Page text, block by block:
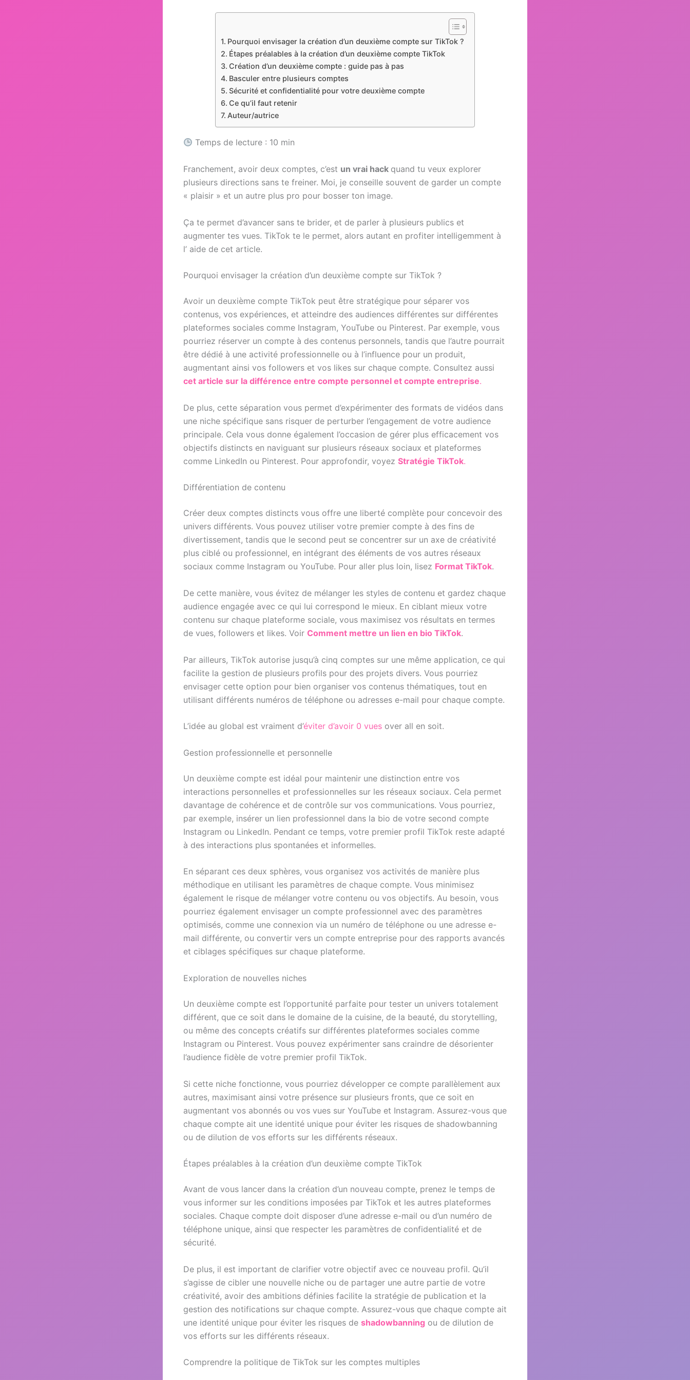
Pourquoi envisager la création d’un deuxième compte sur TikTok ?
Étapes préalables à la création d’un deuxième compte TikTok
Création d’un deuxième compte : guide pas à pas
Basculer entre plusieurs comptes
Sécurité et confidentialité pour votre deuxième compte
Ce qu’il faut retenir
Auteur/autrice
Temps de lecture : 10 min
Franchement, avoir deux comptes, c’est un vrai hack quand tu veux explorer
plusieurs directions sans te freiner. Moi, je conseille souvent de garder un compte
« plaisir » et un autre plus pro pour bosser ton image.
Ça te permet d’avancer sans te brider, et de parler à plusieurs publics et
augmenter tes vues. TikTok te le permet, alors autant en profiter intelligemment à
l’ aide de cet article.
Pourquoi envisager la création d’un deuxième compte sur TikTok ?
Avoir un deuxième compte TikTok peut être stratégique pour séparer vos
contenus, vos expériences, et atteindre des audiences différentes sur différentes
plateformes sociales comme Instagram, YouTube ou Pinterest. Par exemple, vous
pourriez réserver un compte à des contenus personnels, tandis que l’autre pourrait
être dédié à une activité professionnelle ou à l’influence pour un produit,
augmentant ainsi vos followers et vos likes sur chaque compte. Consultez aussi
cet article sur la différence entre compte personnel et compte entreprise.
De plus, cette séparation vous permet d’expérimenter des formats de vidéos dans
une niche spécifique sans risquer de perturber l’engagement de votre audience
principale. Cela vous donne également l’occasion de gérer plus efficacement vos
objectifs distincts en naviguant sur plusieurs réseaux sociaux et plateformes
comme LinkedIn ou Pinterest. Pour approfondir, voyez Stratégie TikTok.
Différentiation de contenu
Créer deux comptes distincts vous offre une liberté complète pour concevoir des
univers différents. Vous pouvez utiliser votre premier compte à des fins de
divertissement, tandis que le second peut se concentrer sur un axe de créativité
plus ciblé ou professionnel, en intégrant des éléments de vos autres réseaux
sociaux comme Instagram ou YouTube. Pour aller plus loin, lisez Format TikTok.
De cette manière, vous évitez de mélanger les styles de contenu et gardez chaque
audience engagée avec ce qui lui correspond le mieux. En ciblant mieux votre
contenu sur chaque plateforme sociale, vous maximisez vos résultats en termes
de vues, followers et likes. Voir Comment mettre un lien en bio TikTok.
Par ailleurs, TikTok autorise jusqu’à cinq comptes sur une même application, ce qui
facilite la gestion de plusieurs profils pour des projets divers. Vous pourriez
envisager cette option pour bien organiser vos contenus thématiques, tout en
utilisant différents numéros de téléphone ou adresses e-mail pour chaque compte.
L’idée au global est vraiment d’éviter d’avoir 0 vues over all en soit.
Gestion professionnelle et personnelle
Un deuxième compte est idéal pour maintenir une distinction entre vos
interactions personnelles et professionnelles sur les réseaux sociaux. Cela permet
davantage de cohérence et de contrôle sur vos communications. Vous pourriez,
par exemple, insérer un lien professionnel dans la bio de votre second compte
Instagram ou LinkedIn. Pendant ce temps, votre premier profil TikTok reste adapté
à des interactions plus spontanées et informelles.
En séparant ces deux sphères, vous organisez vos activités de manière plus
méthodique en utilisant les paramètres de chaque compte. Vous minimisez
également le risque de mélanger votre contenu ou vos objectifs. Au besoin, vous
pourriez également envisager un compte professionnel avec des paramètres
optimisés, comme une connexion via un numéro de téléphone ou une adresse e-
mail différente, ou convertir vers un compte entreprise pour des rapports avancés
et ciblages spécifiques sur chaque plateforme.
Exploration de nouvelles niches
Un deuxième compte est l’opportunité parfaite pour tester un univers totalement
différent, que ce soit dans le domaine de la cuisine, de la beauté, du storytelling,
ou même des concepts créatifs sur différentes plateformes sociales comme
Instagram ou Pinterest. Vous pouvez expérimenter sans craindre de désorienter
l’audience fidèle de votre premier profil TikTok.
Si cette niche fonctionne, vous pourriez développer ce compte parallèlement aux
autres, maximisant ainsi votre présence sur plusieurs fronts, que ce soit en
augmentant vos abonnés ou vos vues sur YouTube et Instagram. Assurez-vous que
chaque compte ait une identité unique pour éviter les risques de shadowbanning
ou de dilution de vos efforts sur les différents réseaux.
Étapes préalables à la création d’un deuxième compte TikTok
Avant de vous lancer dans la création d’un nouveau compte, prenez le temps de
vous informer sur les conditions imposées par TikTok et les autres plateformes
sociales. Chaque compte doit disposer d’une adresse e-mail ou d’un numéro de
téléphone unique, ainsi que respecter les paramètres de confidentialité et de
sécurité.
De plus, il est important de clarifier votre objectif avec ce nouveau profil. Qu’il
s’agisse de cibler une nouvelle niche ou de partager une autre partie de votre
créativité, avoir des ambitions définies facilite la stratégie de publication et la
gestion des notifications sur chaque compte. Assurez-vous que chaque compte ait
une identité unique pour éviter les risques de shadowbanning ou de dilution de
vos efforts sur les différents réseaux.
Comprendre la politique de TikTok sur les comptes multiples